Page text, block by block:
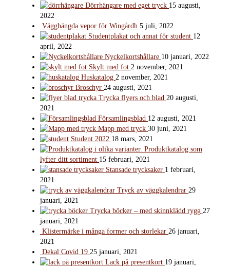
Dörrhängare med eget tryck 15 augusti,
2022
Vägghängda vepor för Wingårdh 5 juli, 2022
Studentplakat och annat för student 12
april, 2022
Nyckelkortshållare 10 januari, 2022
Skylt med fot 2 november, 2021
Huskatalog 2 november, 2021
Broschyr 24 augusti, 2021
Trycka flyers och blad 20 augusti,
2021
Församlingsblad 12 augusti, 2021
Mapp med tryck 30 juni, 2021
Student 2022 18 mars, 2021
Produktkatalog som
lyfter ditt sortiment 15 februari, 2021
Stansade trycksaker 1 februari,
2021
Tryck av väggkalendrar 29
januari, 2021
Trycka böcker – med skinnklädd rygg 27
januari, 2021
Klistermärke i många former och storlekar 26 januari,
2021
Dekal Covid 19 25 januari, 2021
Lack på presentkort 19 januari,